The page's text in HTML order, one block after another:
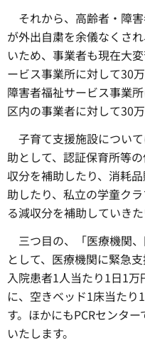
それから、高齢者・障
が外出自粛を余儀なくさ
いため、事業者も現在大
ービス事業所に対して30
障害者福祉サービス事業
区内の事業者に対して30
子育て支援施設につい
助として、認証保育所等
収分を補助したり、消耗
助したり、私立の学童ク
る減収分を補助していきた
三つ目の、「医療機関、
として、医療機関に緊急
入院患者1人当たり1日1
に、空きベッド1床当たり
す。ほかにもPCRセンタ
いたします。